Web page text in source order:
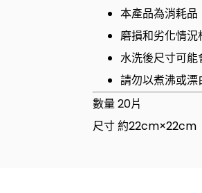
本產品為消耗
磨損和劣化情況
水洗後尺寸可能
請勿以煮沸或漂
數量 20片
尺寸 約22cm×22cm